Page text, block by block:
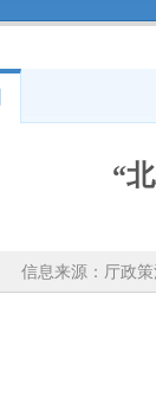
“
信息来源：厅政